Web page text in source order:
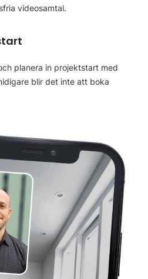
videosamtal.
planera in projektstart med
blir det inte att boka